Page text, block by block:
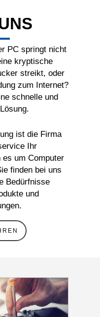
PC springt nicht
kryptische
streikt, oder
zum Internet?
schnelle und
ist die Firma
Ihr
es um Computer
finden bei uns
Bedürfnisse
und